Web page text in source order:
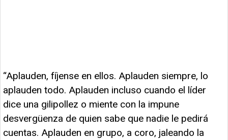
“Aplauden, fíjense en ellos. Aplauden siempre, lo
aplauden todo. Aplauden incluso cuando el líder
dice una gilipollez o miente con la impune
desvergüenza de quien sabe que nadie le pedirá
cuentas. Aplauden en grupo, a coro, jaleando la